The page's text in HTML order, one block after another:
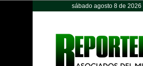
sábado agosto 8 de 2026
Opinión Política